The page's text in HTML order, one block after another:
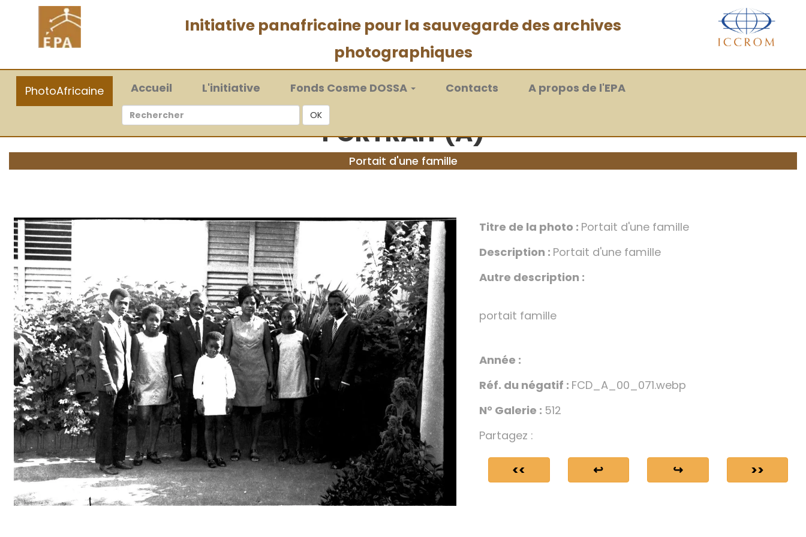
Initiative panafricaine pour la sauvegarde des archives
photographiques
PhotoAfricaine Accueil(current)L'initiative Fonds Cosme DOSSA Contacts A propos de l'EPA
OK
PORTRAIT (A)
Portait d'une famille
Titre de la photo : Portait d'une famille
Description : Portait d'une famille
Autre description :
portait famille
Année :
Réf. du négatif : FCD_A_00_071.webp
N° Galerie : 512
Partagez :
<< ↩ ↪ >>